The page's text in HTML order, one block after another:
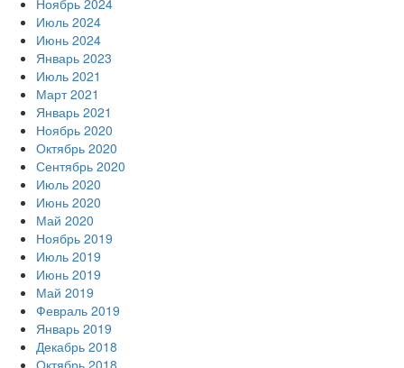
Ноябрь 2024
Июль 2024
Июнь 2024
Январь 2023
Июль 2021
Март 2021
Январь 2021
Ноябрь 2020
Октябрь 2020
Сентябрь 2020
Июль 2020
Июнь 2020
Май 2020
Ноябрь 2019
Июль 2019
Июнь 2019
Май 2019
Февраль 2019
Январь 2019
Декабрь 2018
Октябрь 2018